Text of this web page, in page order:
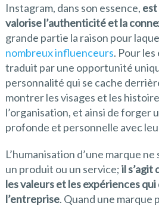
Instagram, dans son essence,
valorise l’authenticité et la
grande partie la raison pour
nombreux influenceurs. Pour
traduit par une opportunité
personnalité qui se cache
montrer les visages et les
l’organisation, et ainsi de forger
profonde et personnelle avec
L’humanisation d’une marque
un produit ou un service;il s’agit
les valeurs et les expériences
l’entreprise. Quand une marque